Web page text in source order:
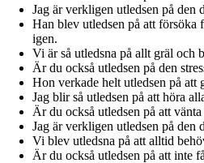
Jag är verkligen utledsen på den
Han blev utledsen på att försöka
igen.
Vi är så utledsna på allt gräl och
Är du också utledsen på den
Hon verkade helt utledsen på att
Jag blir så utledsen på att höra
Är du också utledsen på att
Jag är verkligen utledsen på den
Vi blev utledsna på att alltid
Är du också utledsen på att inte